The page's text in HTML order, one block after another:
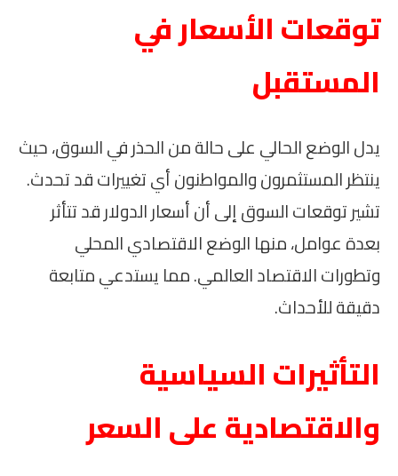
توقعات الأسعار في
المستقبل
يدل الوضع الحالي على حالة من الحذر في السوق، حيث
ينتظر المستثمرون والمواطنون أي تغييرات قد تحدث.
تشير توقعات السوق إلى أن أسعار الدولار قد تتأثر
بعدة عوامل، منها الوضع الاقتصادي المحلي
وتطورات الاقتصاد العالمي. مما يستدعي متابعة
دقيقة للأحداث.
التأثيرات السياسية
والاقتصادية على السعر